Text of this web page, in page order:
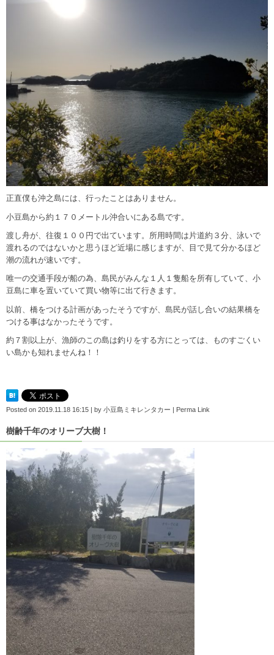
正直僕も沖之島には、行ったことはありません。
小豆島から約１７０メートル沖合いにある島です。
渡し舟が、往復１００円で出ています。所用時間は片道約３分、泳いで
渡れるのではないかと思うほど近場に感じますが、目で見て分かるほど
潮の流れが速いです。
唯一の交通手段が船の為、島民がみんな１人１隻船を所有していて、小
豆島に車を置いていて買い物等に出て行きます。
以前、橋をつける計画があったそうですが、島民が話し合いの結果橋を
つける事はなかったそうです。
約７割以上が、漁師のこの島は釣りをする方にとっては、ものすごくい
い島かも知れませんね！！
Posted on 2019.11.18 16:15 | by 小豆島ミキレンタカー | Perma Link
樹齢千年のオリーブ大樹！